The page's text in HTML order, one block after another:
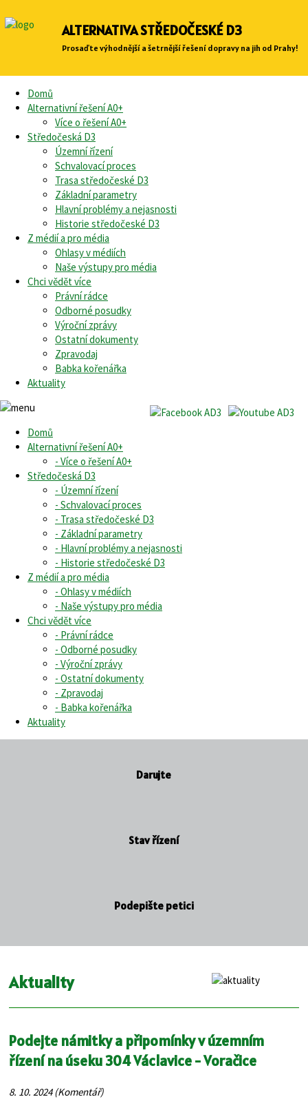
ALTERNATIVA STŘEDOČESKÉ D3
Prosaďte výhodnější a šetrnější řešení dopravy na jih od Prahy!
Domů
Alternativní řešení A0+
Více o řešení A0+
Středočeská D3
Územní řízení
Schvalovací proces
Trasa středočeské D3
Základní parametry
Hlavní problémy a nejasnosti
Historie středočeské D3
Z médií a pro média
Ohlasy v médiích
Naše výstupy pro média
Chci vědět více
Právní rádce
Odborné posudky
Výroční zprávy
Ostatní dokumenty
Zpravodaj
Babka kořenářka
Aktuality
Domů
Alternativní řešení A0+
- Více o řešení A0+
Středočeská D3
- Územní řízení
- Schvalovací proces
- Trasa středočeské D3
- Základní parametry
- Hlavní problémy a nejasnosti
- Historie středočeské D3
Z médií a pro média
- Ohlasy v médiích
- Naše výstupy pro média
Chci vědět více
- Právní rádce
- Odborné posudky
- Výroční zprávy
- Ostatní dokumenty
- Zpravodaj
- Babka kořenářka
Aktuality
Darujte
Stav řízení
Podepište petici
Aktuality
Podejte námitky a připomínky v územním
řízení na úseku 304 Václavice - Voračice
8. 10. 2024 (Komentář)